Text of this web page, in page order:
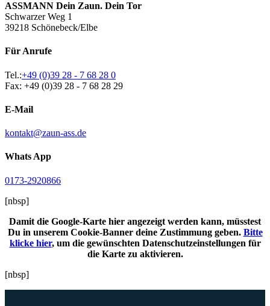
ASSMANN Dein Zaun. Dein Tor
Schwarzer Weg 1
39218 Schönebeck/Elbe
Für Anrufe
Tel.:+49 (0)39 28 - 7 68 28 0
Fax: +49 (0)39 28 - 7 68 28 29
E-Mail
kontakt@zaun-ass.de
Whats App
0173-2920866
[nbsp]
Damit die Google-Karte hier angezeigt werden kann, müsstest
Du in unserem Cookie-Banner deine Zustimmung geben. Bitte
klicke hier, um die gewünschten Datenschutzeinstellungen für
die Karte zu aktivieren.
[nbsp]